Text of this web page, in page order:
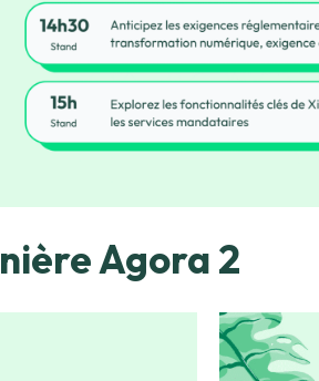
Agora 2